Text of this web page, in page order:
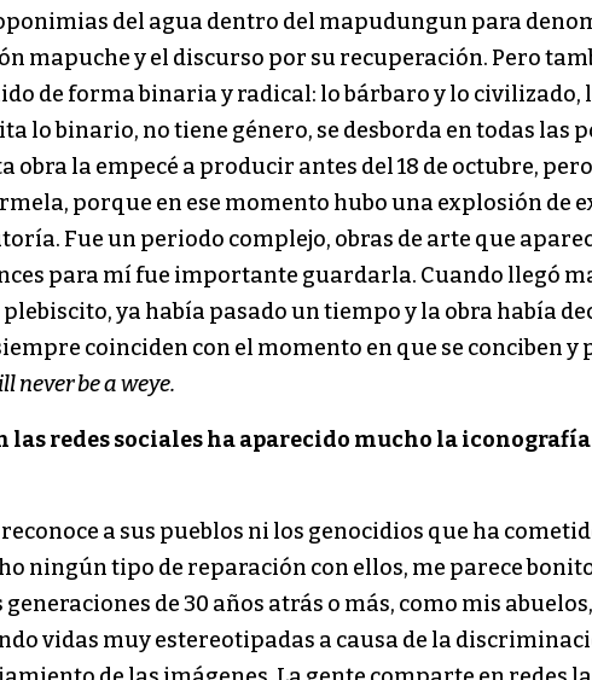
del agua dentro del mapudungun para
mapuche y el discurso por su recuperación. Pero
de forma binaria y radical: lo bárbaro y lo civilizado,
lo binario, no tiene género, se desborda en todas las
obra la empecé a producir antes del 18 de octubre,
porque en ese momento hubo una explosión de
Fue un periodo complejo, obras de arte que
para mí fue importante guardarla. Cuando llegó
ya había pasado un tiempo y la obra había
coinciden con el momento en que se conciben y
never be a weye.
las redes sociales ha aparecido mucho la iconografía
a sus pueblos ni los genocidios que ha
ningún tipo de reparación con ellos, me parece
de 30 años atrás o más, como mis
vidas muy estereotipadas a causa de la